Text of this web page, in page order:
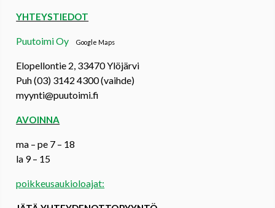
YHTEYSTIEDOT
Puutoimi OyGoogle Maps
Elopellontie 2, 33470 Ylöjärvi
Puh (03) 3142 4300 (vaihde)
myynti@puutoimi.fi
AVOINNA
ma – pe 7 – 18
la 9 – 15
poikkeusaukioloajat: